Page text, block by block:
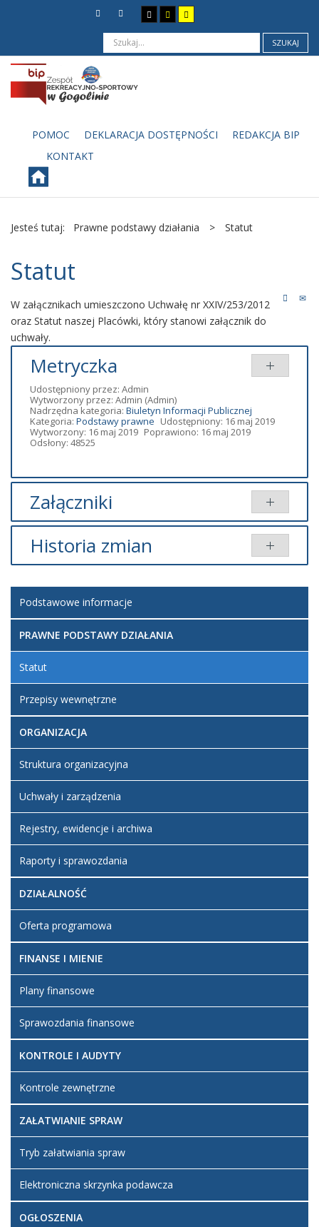
SZUKAJ
POMOC DEKLARACJA DOSTĘPNOŚCI
REDAKCJA BIP
KONTAKT
Jesteś tutaj: Prawne podstawy działania > Statut
Statut
W załącznikach umieszczono Uchwałę nr XXIV/253/2012
oraz Statut naszej Placówki, który stanowi załącznik do
uchwały.
Metryczka
Udostępniony przez: Admin
Wytworzony przez: Admin (Admin)
Nadrzędna kategoria: Biuletyn Informacji Publicznej
Kategoria: Podstawy prawne Udostępniony: 16 maj 2019
Wytworzony: 16 maj 2019 Poprawiono: 16 maj 2019
Odsłony: 48525
Załączniki
Tytuł
Dodany
przez
XXIV/253/2012
KB
załącznik - Statut pdf
209.17
Admin-mh
Historia zmian
Artykuł został
utworzony.
Dodane
załączniki
załącznik -
Statut
czwartek,
16 maj
2019
Admin-
Artykuł został
zmieniony.
czwartek,
Podstawowe informacje
PRAWNE PODSTAWY DZIAŁANIA
Statut
Przepisy wewnętrzne
ORGANIZACJA
Struktura organizacyjna
Uchwały i zarządzenia
Rejestry, ewidencje i archiwa
Raporty i sprawozdania
DZIAŁALNOŚĆ
Oferta programowa
FINANSE I MIENIE
Plany finansowe
Sprawozdania finansowe
KONTROLE I AUDYTY
Kontrole zewnętrzne
ZAŁATWIANIE SPRAW
Tryb załatwiania spraw
Elektroniczna skrzynka podawcza
OGŁOSZENIA